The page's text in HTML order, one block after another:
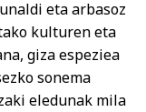
eta arbasoz
kulturen eta
giza espeziea
sonema
eledunak mila